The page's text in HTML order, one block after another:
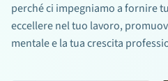
perché ci impegniamo a fornire
eccellere nel tuo lavoro,
mentale e la tua crescita